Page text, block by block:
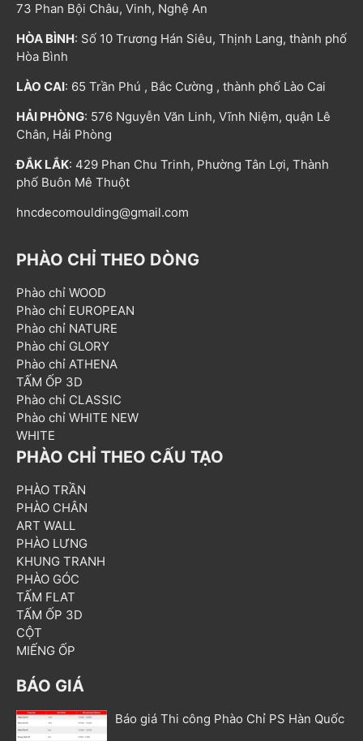
73 Phan Bội Châu, Vinh, Nghệ An
HÒA BÌNH: Số 10 Trương Hán Siêu, Thịnh Lang, thành phố
Hòa Bình
LÀO CAI: 65 Trần Phú , Bắc Cường , thành phố Lào Cai
HẢI PHÒNG: 576 Nguyễn Văn Linh, Vĩnh Niệm, quận Lê
Chân, Hải Phòng
ĐẮK LẮK: 429 Phan Chu Trinh, Phường Tân Lợi, Thành
phố Buôn Mê Thuột
hncdecomoulding@gmail.com
PHÀO CHỈ THEO DÒNG
Phào chỉ WOOD
Phào chỉ EUROPEAN
Phào chỉ NATURE
Phào chỉ GLORY
Phào chỉ ATHENA
TẤM ỐP 3D
Phào chỉ CLASSIC
Phào chỉ WHITE NEW
WHITE
PHÀO CHỈ THEO CẤU TẠO
PHÀO TRẦN
PHÀO CHÂN
ART WALL
PHÀO LƯNG
KHUNG TRANH
PHÀO GÓC
TẤM FLAT
TẤM ỐP 3D
CỘT
MIẾNG ỐP
BÁO GIÁ
Báo giá Thi công Phào Chỉ PS Hàn Quốc